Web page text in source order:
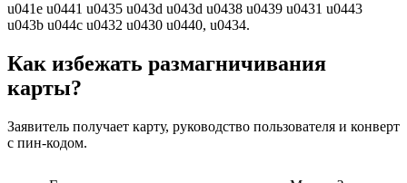
u041e u0441 u0435 u043d u043d u0438 u0439 u0431 u0443
u043b u044c u0432 u0430 u0440, u0434.
Как избежать размагничивания
карты?
Заявитель получает карту, руководство пользователя и конверт
с пин-кодом.